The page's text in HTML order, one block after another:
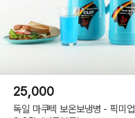
25,000
독일 마쿠텍 보온보냉병 - 픽미업